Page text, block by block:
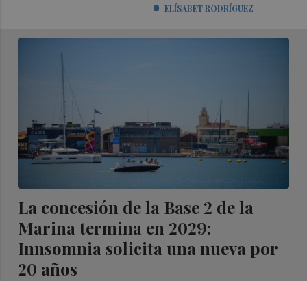
ELÍSABET RODRÍGUEZ
La concesión de la Base 2 de la
Marina termina en 2029:
Innsomnia solicita una nueva por
20 años